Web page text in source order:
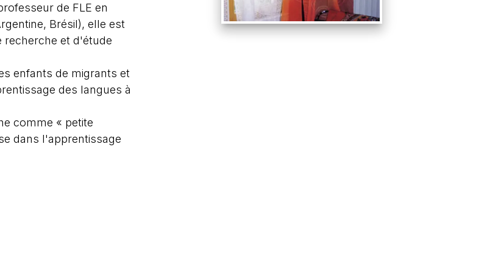
de FLE en
Brésil), elle est
recherche et d'étude
enfants de migrants et
des langues à
comme « petite
dans l'apprentissage